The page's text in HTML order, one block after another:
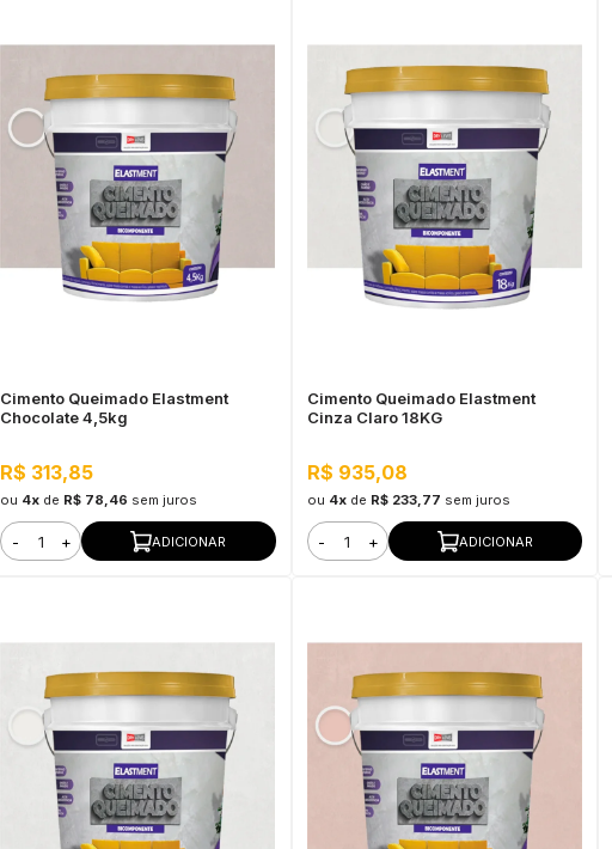
Cimento Queimado Elastment
Chocolate 4,5kg
R$ 313,85
ou 4x de R$ 78,46 sem juros
- + ADICIONAR
Cimento Queimado Elastment
Cinza Claro 18KG
R$ 935,08
ou 4xde R$ 233,77 sem juros
- + ADICIONAR